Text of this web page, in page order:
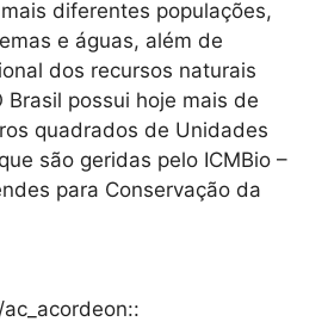
diferentes populações,
e águas, além de
dos recursos naturais
Brasil possui hoje mais de
quadrados de Unidades
são geridas pelo ICMBio –
para Conservação da